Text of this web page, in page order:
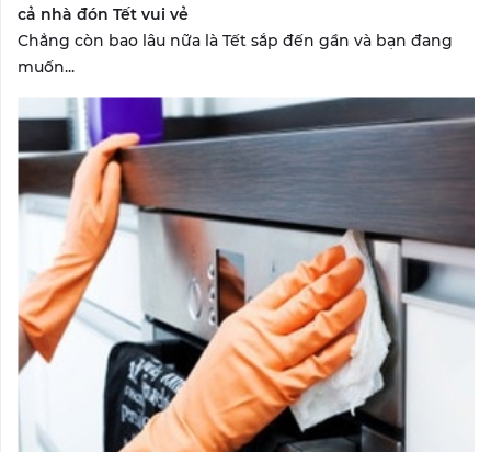
cả nhà đón Tết vui vẻ
Chẳng còn bao lâu nữa là Tết sắp đến gần và bạn đang
muốn...